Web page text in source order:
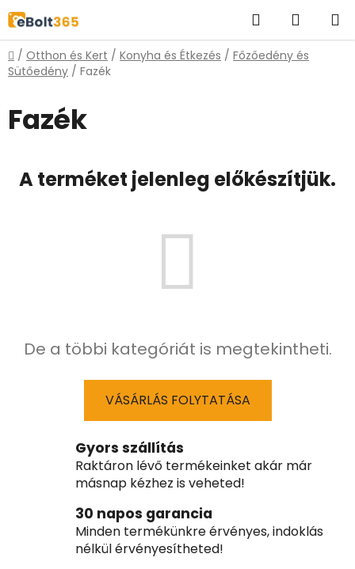
Ugrás
fő
tartalomhoz
KeresésKOSÁR
Kezdőlap
/ Otthon és Kert / Konyha és Étkezés / Főzőedény és
Sütőedény / Fazék
Fazék
A terméket jelenleg előkészítjük.
De a többi kategóriát is megtekintheti.
VÁSÁRLÁS FOLYTATÁSA
Gyors szállítás
Raktáron lévő termékeinket akár már
másnap kézhez is veheted!
30 napos garancia
Minden termékünkre érvényes, indoklás
nélkül érvényesítheted!